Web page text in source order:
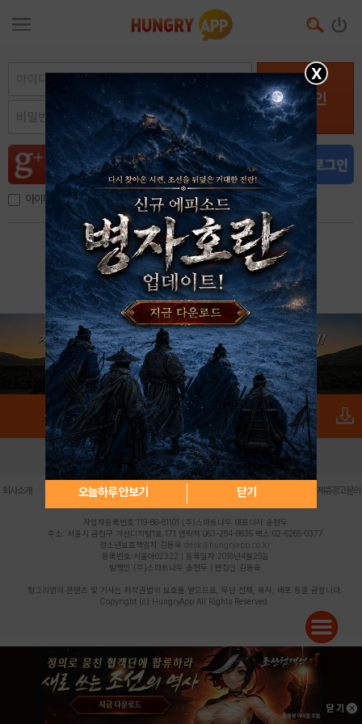
로그인
아이디, 이메일 저장
아이디 / 비밀번호 찾기 회원가입
X
오늘하루 안보기 닫기
로그인 PC버전 전체앱
회사소개 | 개인정보 처리방침 불법촬영물 신고센터 제휴광고문의
사업자등록번호:119-86-61101 (주)스마트나우 대표이사:송현두
주소: 서울시 금천구 가산디지털1로 171 연락처:063-284-8635 팩스:02-6265-0377
청소년보호책임자:김동욱 desk@hungryapp.co.kr
등록번호:서울아02322 | 등록일자:2016년4월25일
발행인:(주)스마트나우 송현두 | 편집인:김동욱
헝그리앱의 콘텐츠 및 기사는 저작권법의 보호를 받으므로, 무단 전재, 복사, 배포 등을 금합니다.
Copyright (c) HungryApp All Rights Reserved.